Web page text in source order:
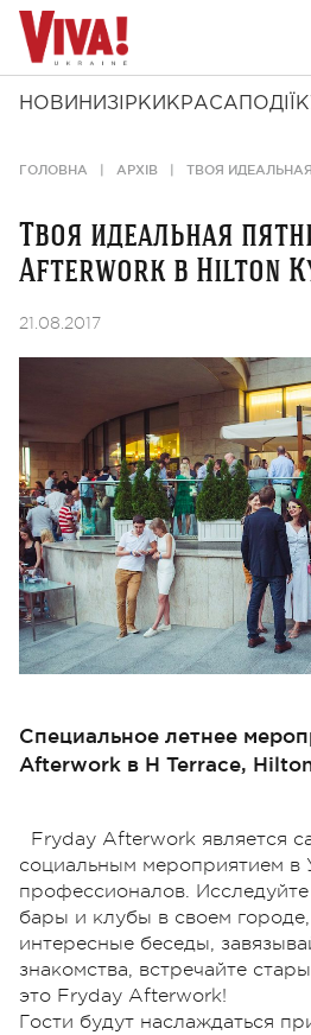
НОВИНИ ЗІРКИ КРАСА ПОДІЇ
ГОЛОВНА АРХІВ ТВОЯ ИДЕАЛЬНАЯ
Твоя идеальная
Afterwork в Hilton
21.08.2017
Специальное летнее
Afterwork в H Terrace,
Fryday Afterwork является
социальным мероприятием в
профессионалов.
бары и клубы в своем городе,
интересные беседы,
знакомства, встречайте
это Fryday Afterwork!
Гости будут наслаждаться